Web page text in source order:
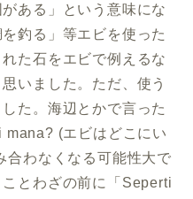
ある」という意味にな
釣る」等エビを使った
た石をエビで例えるな
いました。ただ、使う
た。海辺とかで言った
(エビはどこにい
合わなくなる可能性大で
とわざの前に「Seperti